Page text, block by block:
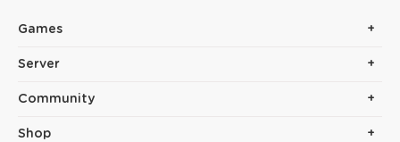
Games
Server
Community
Shop